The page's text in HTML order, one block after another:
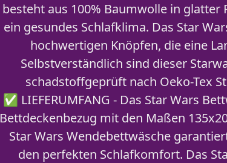
besteht aus 100% Baumwolle in
ein gesundes Schlafklima. Das Star
hochwertigen Knöpfen, die eine
Selbstverständlich sind dieser
schadstoffgeprüft nach Oeko-Tex
✅ LIEFERUMFANG - Das Star Wars
Bettdeckenbezug mit den Maßen
Star Wars Wendebettwäsche
den perfekten Schlafkomfort. Das